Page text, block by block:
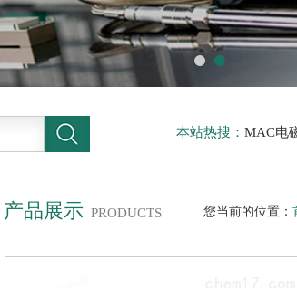
本站热搜： MAC电
产品展示 PRODUCTS 您当前的位置：